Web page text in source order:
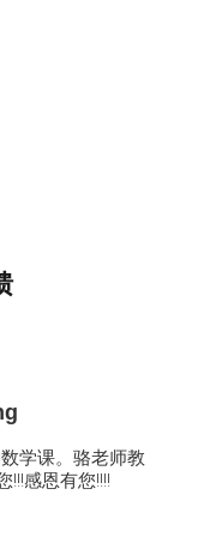
学课。骆老师教
!!!感恩有您!!!!